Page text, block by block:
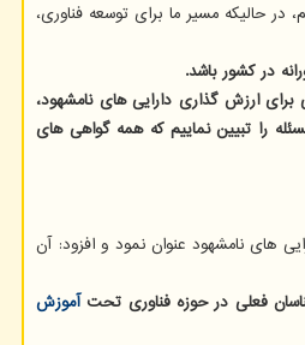
حالیکه مسیر ما برای توسعه فناوری،
در کشور باشد.
حقوقی برای ارزش گذاری دارایی های نامشهود،
را تبیین نماییم که همه گواهی های
های نامشهود عنوان نمود و افزود: آن
فعلی در حوزه فناوری تحتآموزش